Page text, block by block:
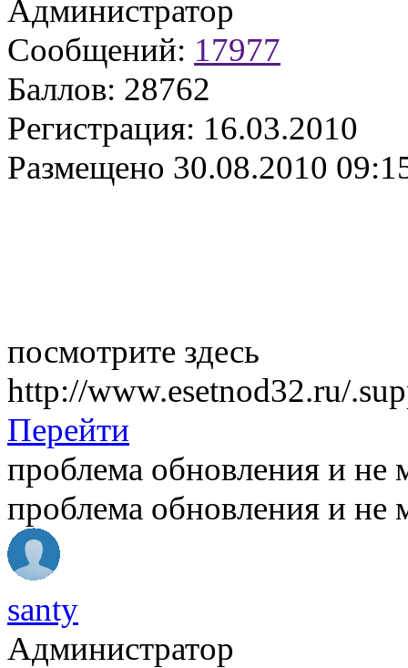
Администратор
Сообщений: 17977
Баллов: 28762
Регистрация: 16.03.2010
Размещено 30.08.2010
посмотрите здесь
http://www.esetnod32.ru/
Перейти
проблема обновления и не
проблема обновления и не
santy
Администратор